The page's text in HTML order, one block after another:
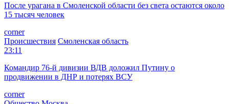
После урагана в Смоленской области без света остаются около
15 тысяч человек
corner
Происшествия Смоленская область
23:11
Командир 76-й дивизии ВДВ доложил Путину о
продвижении в ДНР и потерях ВСУ
corner